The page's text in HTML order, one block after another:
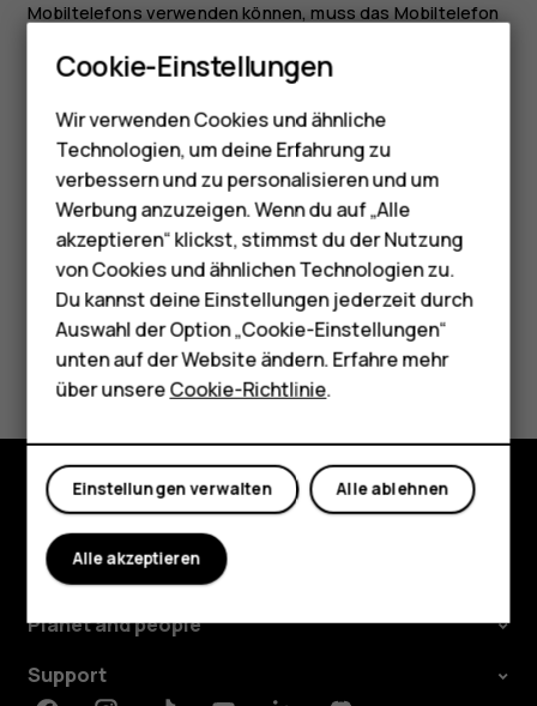
Smartphones
Feature Phones
Telefone für Senioren
Zubehör
HMD Terra M
Für Unternehmen
Tablets
Shop
Mein Konto
Mobiltelefons verwenden können, muss das Mobiltelefon
Möglicherweise fallen zusätzliche Gebühren an, und u. U.
gelöscht. Weitere Informationen erhalten Sie über eine
Servicestelle in der Nähe oder bei Ihrem
Mobiltelefonhändler.
Did you find this helpful?
Shop
Über
Planet and people
Support
Cookie-Einstellungen
Wir verwenden Cookies und ähnliche
Technologien, um deine Erfahrung zu
verbessern und zu personalisieren und um
Werbung anzuzeigen. Wenn du auf „Alle
akzeptieren“ klickst, stimmst du der Nutzung
von Cookies und ähnlichen Technologien zu.
Du kannst deine Einstellungen jederzeit durch
Auswahl der Option „Cookie-Einstellungen“
unten auf der Website ändern. Erfahre mehr
über unsereCookie-Richtlinie.
Alle ablehnen
Einstellungen verwalten
Alle akzeptieren